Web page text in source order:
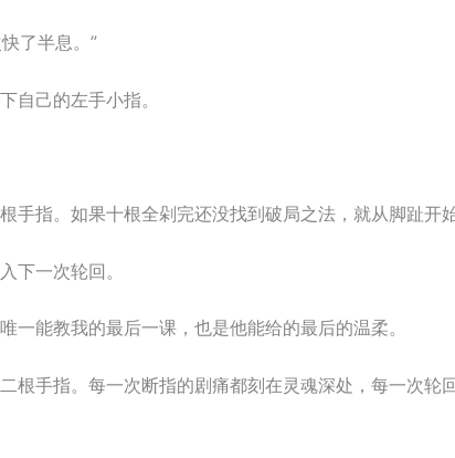
了半息。”
自己的左手小指。
手指。如果十根全剁完还没找到破局之法，就从脚趾开
下一次轮回。
一能教我的最后一课，也是他能给的最后的温柔。
根手指。每一次断指的剧痛都刻在灵魂深处，每一次